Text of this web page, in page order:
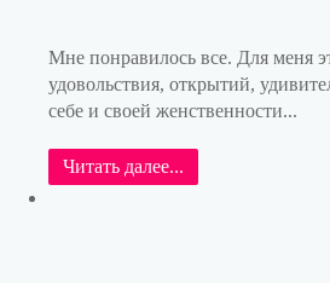
Мне понравилось все. Для меня
удовольствия, открытий,
себе и своей женственности...
Читать далее...